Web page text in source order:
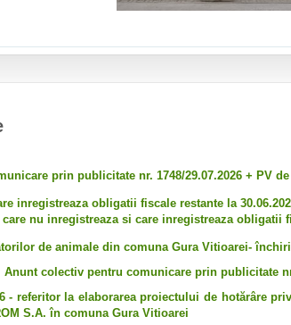
prin publicitate nr. 1748/29.07.2026 + PV
inregistreaza obligatii fiscale restante la
nu inregistreaza si care inregistreaza obligatii
de animale din comuna Gura Vitioarei-
Anunt colectiv pentru comunicare prin publicitate
- referitor la elaborarea proiectului de hotărâre
S.A. în comuna Gura Vitioarei